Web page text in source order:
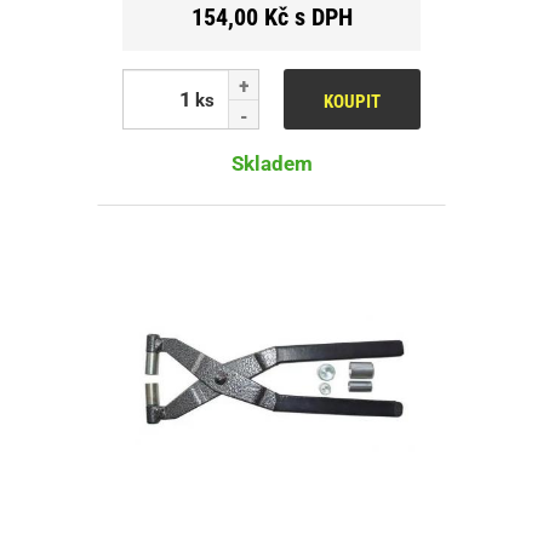
154,00 Kč s DPH
ks KOUPIT
Skladem